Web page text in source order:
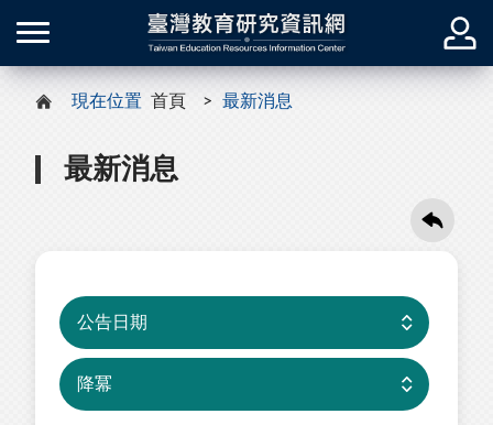
現在位置 首頁 最新消息
最新消息